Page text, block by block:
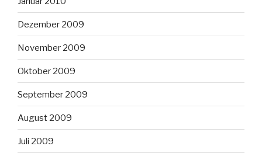
Dezember 2009
November 2009
Oktober 2009
September 2009
August 2009
Juli 2009